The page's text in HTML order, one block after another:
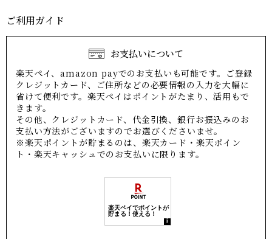
ご利用ガイド
お支払いについて
楽天ペイ、amazon payでのお支払いも可能です。ご登録
クレジットカード、ご住所などの必要情報の入力を大幅に
省けて便利です。楽天ペイはポイントがたまり、活用もで
きます。
その他、クレジットカード、代金引換、銀行お振込みのお
支払い方法がございますのでお選びくださいませ。
※楽天ポイントが貯まるのは、楽天カード・楽天ポイン
ト・楽天キャッシュでのお支払いに限ります。